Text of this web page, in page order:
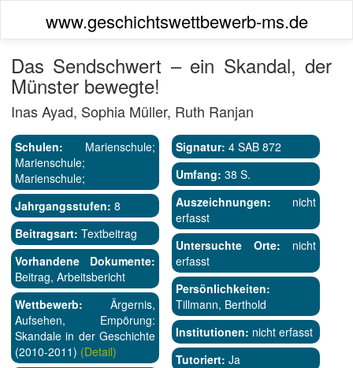
www.geschichtswettbewerb-ms.de
Das Sendschwert – ein Skandal, der
Münster bewegte!
Inas Ayad, Sophia Müller, Ruth Ranjan
Schulen: Marienschule;
Marienschule;
Marienschule;
Jahrgangsstufen: 8
Beitragsart: Textbeitrag
Vorhandene Dokumente:
Beitrag, Arbeitsbericht
Wettbewerb: Ärgernis,
Aufsehen, Empörung:
Skandale in der Geschichte
(2010-2011) (Detail)
Signatur: 4 SAB 872
Umfang: 38 S.
Auszeichnungen: nicht
erfasst
Untersuchte Orte: nicht
erfasst
Persönlichkeiten:
Tillmann, Berthold
Institutionen: nicht erfasst
Tutoriert: Ja